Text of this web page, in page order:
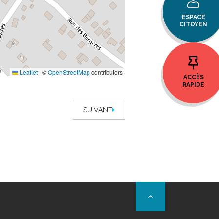
Leaflet | ©OpenStreetMapcontributors
SUIVANT
ESPACE
CITOYEN
ACCÈS
RAPIDE